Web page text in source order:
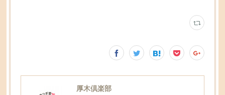
厚木倶楽部